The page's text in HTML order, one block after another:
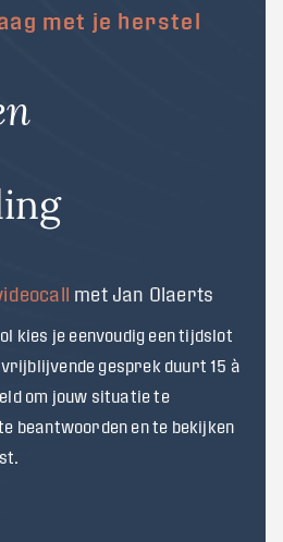
met je herstel
met Jan Olaerts
kies je eenvoudig een tijdslot
gesprek duurt 15 à
om jouw situatie te
beantwoorden en te bekijken